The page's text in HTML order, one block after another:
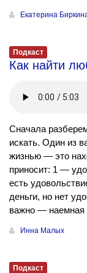
Екатерина
Подкаст
Как найти
Сначала
искать. Один из
жизнью — это
приносит: 1 —
есть
деньги, но нет
важно — наемная
Инна Малых
Подкаст